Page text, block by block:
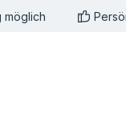
möglich